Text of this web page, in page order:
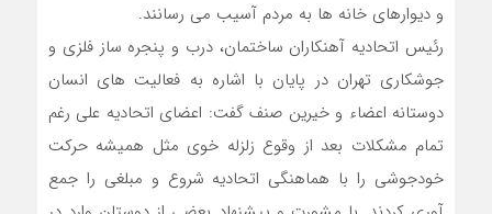
و دیوارهای خانه ها به مردم آسیب می رسانند.
رئیس اتحادیه آهنکاران ساختمان، درب و پنجره ساز فلزی و
جوشکاری تهران در پایان با اشاره به فعالیت های انسان
دوستانه اعضاء و خیرین صنف گفت: اعضای اتحادیه علی رغم
تمام مشکلات بعد از وقوع زلزله خوی مثل همیشه حرکت
خودجوشی را با هماهنگی اتحادیه شروع و مبلغی را جمع